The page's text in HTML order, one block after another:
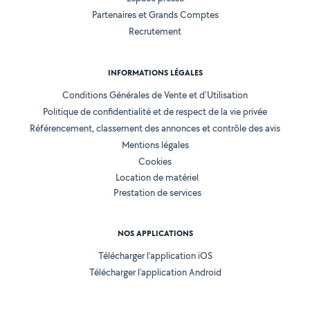
Partenaires et Grands Comptes
Recrutement
INFORMATIONS LÉGALES
Conditions Générales de Vente et d'Utilisation
Politique de confidentialité et de respect de la vie privée
Référencement, classement des annonces et contrôle des avis
Mentions légales
Cookies
Location de matériel
Prestation de services
NOS APPLICATIONS
Télécharger l’application iOS
Télécharger l’application Android